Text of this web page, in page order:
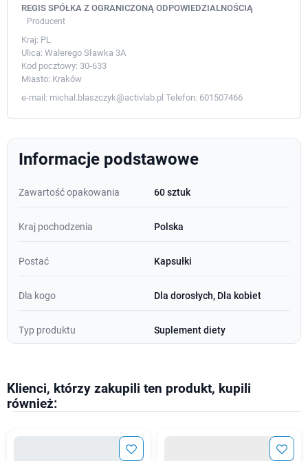
REGIS SPÓŁKA Z OGRANICZONĄ ODPOWIEDZIALNOŚCIĄ
Producent
Kraj: PL
Ulica: Walerego Sławka 3A
Kod pocztowy: 30-633
Miasto: Kraków
e-mail: michal.blaszczyk@activlab.pl Telefon: 601507466
Informacje podstawowe
Zawartość opakowania 60 sztuk
Kraj pochodzenia Polska
Postać Kapsułki
Dla kogo Dla dorosłych, Dla kobiet
Typ produktu Suplement diety
Klienci, którzy zakupili ten produkt, kupili
również: